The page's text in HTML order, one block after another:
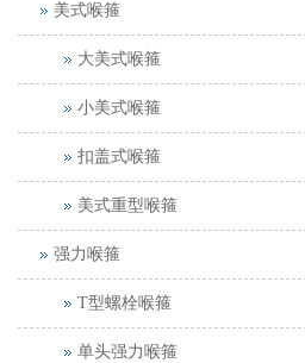
美式喉箍
大美式喉箍
小美式喉箍
扣盖式喉箍
美式重型喉箍
强力喉箍
T型螺栓喉箍
单头强力喉箍